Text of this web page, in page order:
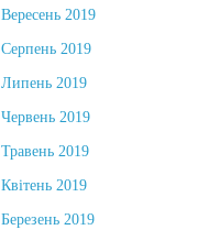
Вересень 2019
Серпень 2019
Липень 2019
Червень 2019
Травень 2019
Квітень 2019
Березень 2019